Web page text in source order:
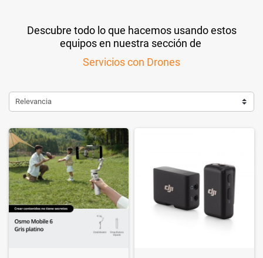
Descubre todo lo que hacemos usando estos
equipos en nuestra sección de
Servicios con Drones
Relevancia